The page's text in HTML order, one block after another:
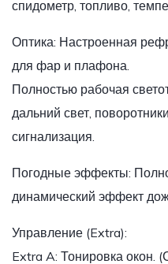
спидометр, топливо,
Оптика: Настроенная
для фар и плафона.
Полностью рабочая
дальний свет,
сигнализация.
Погодные эффекты:
динамический эффект
Управление (Extra):
Extra A: Тонировка окон.